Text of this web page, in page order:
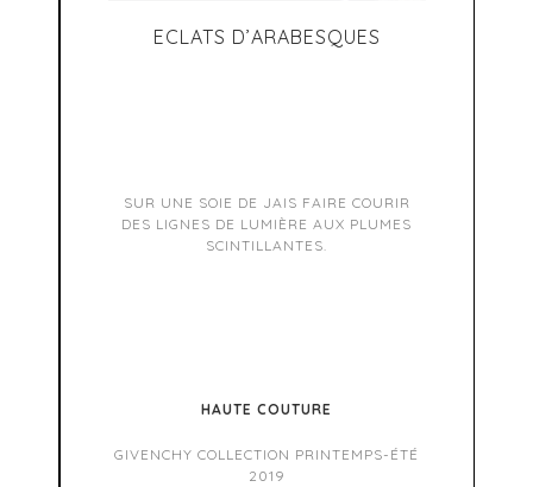
ECLATS D’ARABESQUES
SUR UNE SOIE DE JAIS FAIRE COURIR
DES LIGNES DE LUMIÈRE AUX PLUMES
SCINTILLANTES.
HAUTE COUTURE
GIVENCHY COLLECTION PRINTEMPS-ÉTÉ
2019